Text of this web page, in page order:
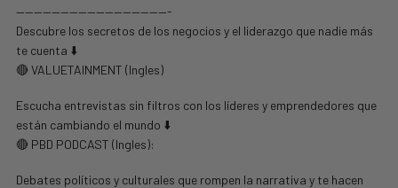
—————————————————-
Descubre los secretos de los negocios y el liderazgo que nadie más
te cuenta ⬇️
🔴 VALUETAINMENT (Ingles)
Escucha entrevistas sin filtros con los líderes y emprendedores que
están cambiando el mundo ⬇️
🔴 PBD PODCAST (Ingles):
Debates políticos y culturales que rompen la narrativa y te hacen